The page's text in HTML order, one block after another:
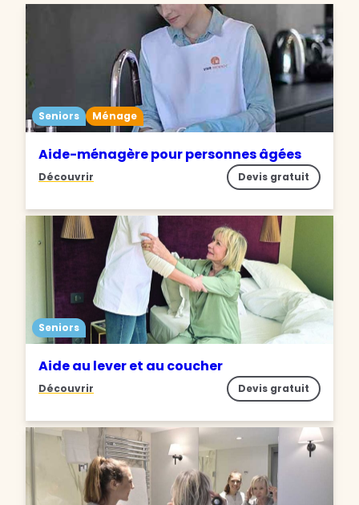
Seniors Ménage
Aide-ménagère pour personnes âgées
Découvrir Devis gratuit
Seniors
Aide au lever et au coucher
Découvrir Devis gratuit